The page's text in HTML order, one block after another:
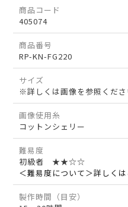
商品コード
405074
商品番号
RP-KN-FG220
サイズ
※詳しくは画像を参照くださ
画像使用糸
コットンシェリー
難易度
初級者 ★★☆☆
＜難易度について＞詳しくは
製作時間（目安）